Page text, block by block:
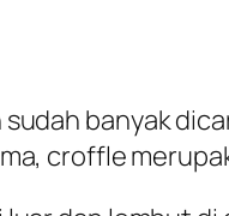
banyak
croffle